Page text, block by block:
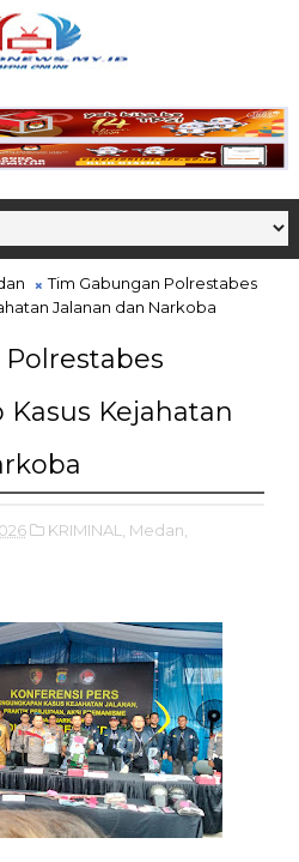
Tim Gabungan Polrestabes
Jalanan dan Narkoba
Kejahatan
KRIMINAL, Medan,